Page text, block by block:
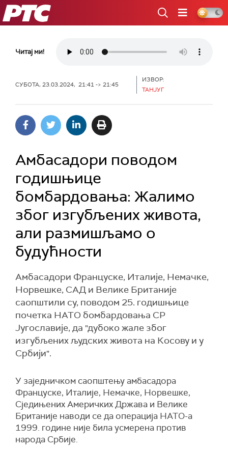
РТС
Читај ми!
СУБОТА, 23.03.2024, 21:41 -> 21:45
ИЗВОР:
ТАНЈУГ
Амбасадори поводом
годишњице
бомбардовања: Жалимо
због изгубљених живота,
али размишљамо о
будућности
Амбасадори Француске, Италије, Немачке,
Норвешке, САД и Велике Британије
саопштили су, поводом 25. годишњице
почетка НАТО бомбардовања СР
Југославије, да "дубоко жале због
изгубљених људских живота на Косову и у
Србији".
У заједничком саопштењу амбасадора
Француске, Италије, Немачке, Норвешке,
Сједињених Америчких Држава и Велике
Британије наводи се да операција НАТО-а
1999. године није била усмерена против
народа Србије.